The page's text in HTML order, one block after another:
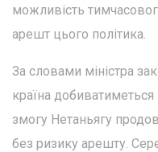
можливість
арешт цього політика.
За словами міністра
країна
змогу Нетаньягу
без ризику арешту.